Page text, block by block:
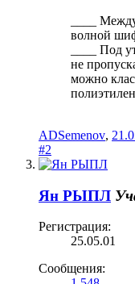
____
волной
____ Под
не
можно
ADSemenov,
#2
Ян РЫПЛ
Регистрация:
25.05.01
Сообщения: